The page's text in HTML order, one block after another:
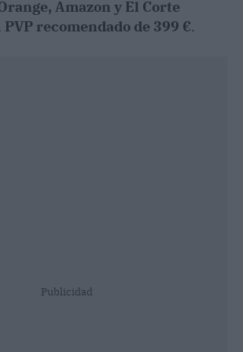
Amazon y El Corte
PVP recomendado de 399 €.
Publicidad